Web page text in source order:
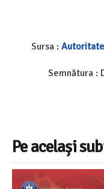
Sursa :
Semnătura :
Pe același